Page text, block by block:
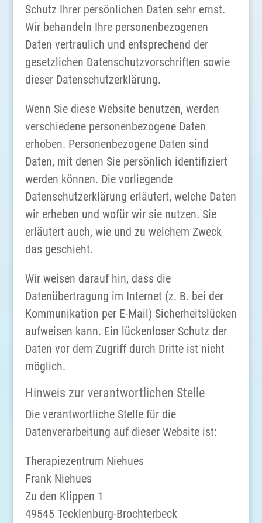
Schutz Ihrer persönlichen Daten sehr ernst.
Wir behandeln Ihre personenbezogenen
Daten vertraulich und entsprechend der
gesetzlichen Datenschutzvorschriften sowie
dieser Datenschutzerklärung.
Wenn Sie diese Website benutzen, werden
verschiedene personenbezogene Daten
erhoben. Personenbezogene Daten sind
Daten, mit denen Sie persönlich identifiziert
werden können. Die vorliegende
Datenschutzerklärung erläutert, welche Daten
wir erheben und wofür wir sie nutzen. Sie
erläutert auch, wie und zu welchem Zweck
das geschieht.
Wir weisen darauf hin, dass die
Datenübertragung im Internet (z. B. bei der
Kommunikation per E-Mail) Sicherheitslücken
aufweisen kann. Ein lückenloser Schutz der
Daten vor dem Zugriff durch Dritte ist nicht
möglich.
Hinweis zur verantwortlichen Stelle
Die verantwortliche Stelle für die
Datenverarbeitung auf dieser Website ist:
Therapiezentrum Niehues
Frank Niehues
Zu den Klippen 1
49545 Tecklenburg-Brochterbeck